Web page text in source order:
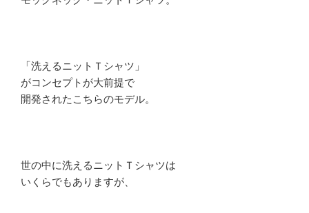
「洗えるニットＴシャツ」
がコンセプトが大前提で
開発されたこちらのモデル。
世の中に洗えるニットＴシャツは
いくらでもありますが、